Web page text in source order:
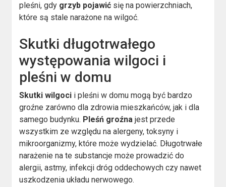
pleśni, gdy grzyb pojawić się na powierzchniach,
które są stale narażone na wilgoć.
Skutki długotrwałego
występowania wilgoci i
pleśni w domu
Skutki wilgoci i pleśni w domu mogą być bardzo
groźne zarówno dla zdrowia mieszkańców, jak i dla
samego budynku. Pleśń groźna jest przede
wszystkim ze względu na alergeny, toksyny i
mikroorganizmy, które może wydzielać. Długotrwałe
narażenie na te substancje może prowadzić do
alergii, astmy, infekcji dróg oddechowych czy nawet
uszkodzenia układu nerwowego.